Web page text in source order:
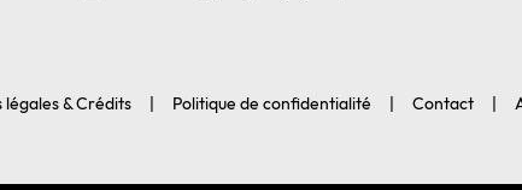
légales & Crédits Politique de confidentialité Contact